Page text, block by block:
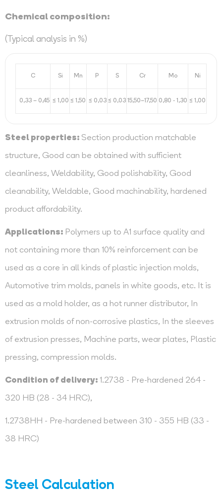
Chemical composition:
(Typical analysis in %)
C Si Mn P S Cr Mo Ni
0,33 – 0,45 ≤ 1,00 ≤ 1,50 ≤ 0,03 ≤ 0,03 15,50–17,50 0,80 - 1,30 ≤ 1,00
Steel properties: Section production matchable
structure, Good can be obtained with sufficient
cleanliness, Weldability, Good polishability, Good
cleanability, Weldable, Good machinability, hardened
product affordability.
Applications: Polymers up to A1 surface quality and
not containing more than 10% reinforcement can be
used as a core in all kinds of plastic injection molds,
Automotive trim molds, panels in white goods, etc. It is
used as a mold holder, as a hot runner distributor, In
extrusion molds of non-corrosive plastics, In the sleeves
of extrusion presses, Machine parts, wear plates, Plastic
pressing, compression molds.
Condition of delivery: 1.2738 - Pre-hardened 264 -
320 HB (28 - 34 HRC),
1.2738HH - Pre-hardened between 310 - 355 HB (33 -
38 HRC)
Steel Calculation